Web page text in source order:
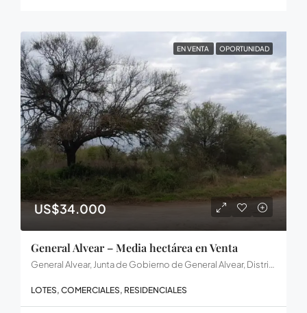
EN VENTA OPORTUNIDAD
US$34.000
General Alvear – Media hectárea en Venta
General Alvear, Junta de Gobierno de General Alvear, Distrito Palmar, Departamento Diamante, Entre Ríos, Argentina
LOTES, COMERCIALES, RESIDENCIALES